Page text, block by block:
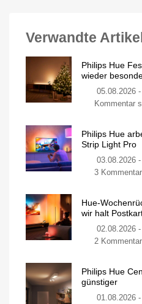
Verwandte Artikel
Philips Hue
wieder
05.08.2026
Kommentar
Philips Hue
Strip Light Pro
03.08.2026
3
Hue-
wir halt
02.08.2026
2
Philips Hue
günstiger
01.08.2026